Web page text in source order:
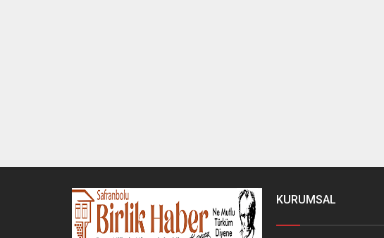
KURUMSAL